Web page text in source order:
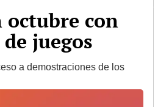
octubre con
juegos
a demostraciones de los